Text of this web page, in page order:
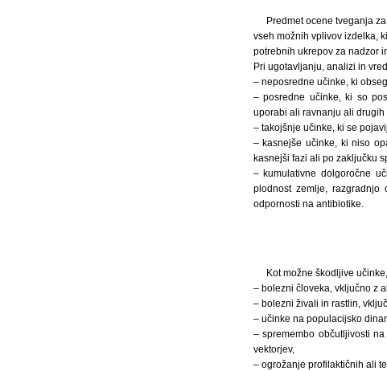
Predmet ocene tveganja
vseh možnih vplivov izdelka,
potrebnih ukrepov za nadzor
Pri ugotavljanju, analizi in
– neposredne učinke, ki
– posredne učinke, ki so
uporabi ali ravnanju ali drugih
– takojšnje učinke, ki se
– kasnejše učinke, ki niso
kasnejši fazi ali po zaključku
– kumulativne dolgoročne
plodnost zemlje,
odpornosti na antibiotike.
Kot možne škodljive
– bolezni človeka, vključno z
– bolezni živali in rastlin,
– učinke na populacijsko
– spremembo občutljivosti
vektorjev,
– ogrožanje profilaktičnih ali